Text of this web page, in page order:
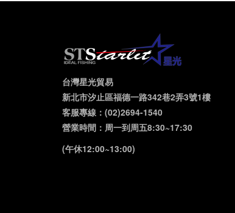
台灣星光貿易
新北市汐止區福德一路342巷2弄3號1樓
客服專線：(02)2694-1540
營業時間：周一到周五8:30~17:30
(午休12:00~13:00)